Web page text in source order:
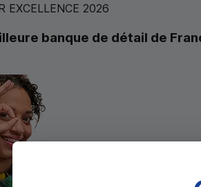
EXCELLENCE 2026
banque de détail de